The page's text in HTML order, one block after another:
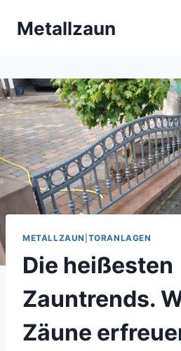
Metallzaun
METALLZAUN TORANLAGEN
Die heißesten
Zauntrends.
Zäune